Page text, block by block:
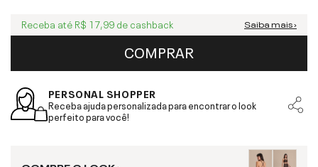
Receba até R$ 17,99 de cashback Saiba mais ›
COMPRAR
PERSONAL SHOPPER
Receba ajuda personalizada para encontrar o look
perfeito para você!